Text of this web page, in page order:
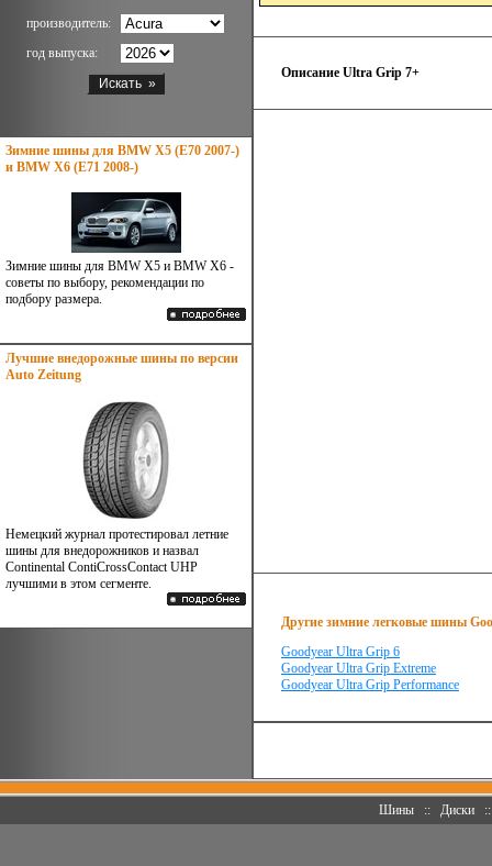
производитель:
год выпуска:
Зимние шины для BMW X5 (E70 2007-)
и BMW X6 (E71 2008-)
Зимние шины для BMW X5 и BMW X6 -
советы по выбору, рекомендации по
подбору размера.
Лучшие внедорожные шины по версии
Auto Zeitung
Немецкий журнал протестировал летние
шины для внедорожников и назвал
Continental ContiCrossContact UHP
лучшими в этом сегменте.
Описание Ultra Grip 7+
Другие зимние легковые шины
Goodyear Ultra Grip 6
Goodyear Ultra Grip Extreme
Goodyear Ultra Grip Performance
Шины :: Диски